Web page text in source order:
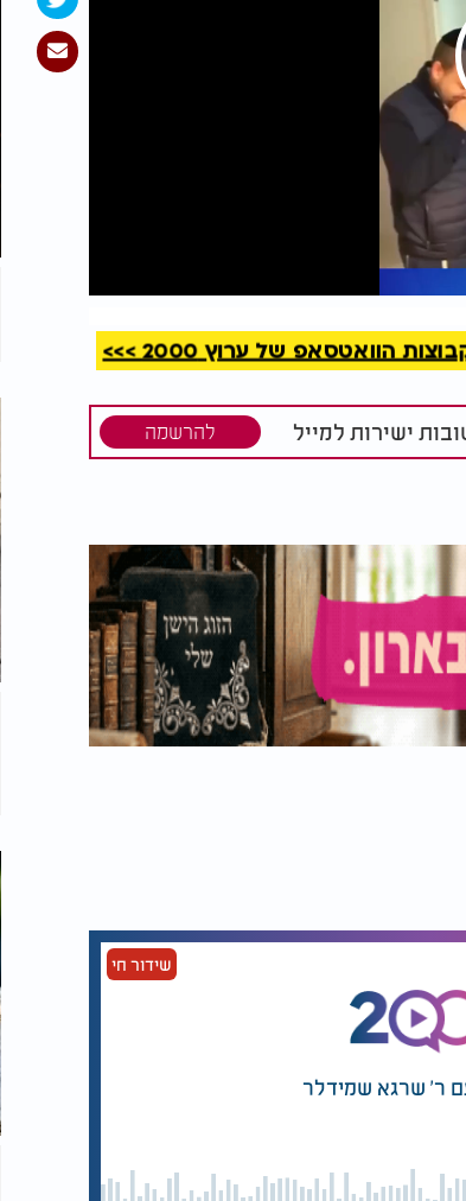
הוואטסאפ של ערוץ 2000 >>>
ישירות למייל להרשמה
שידור חי
ר' שרגא שמידלר